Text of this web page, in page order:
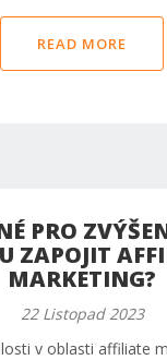
READ MORE
PRO
ZAPOJIT
MARKETING?
22 Listopad 2023
v oblasti affiliate